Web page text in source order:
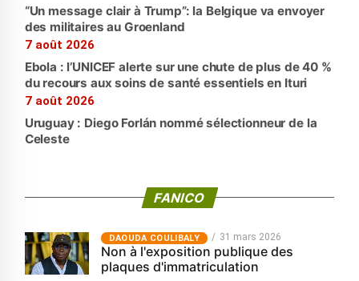
“Un message clair à Trump”: la Belgique va envoyer
des militaires au Groenland
7 août 2026
Ebola : l’UNICEF alerte sur une chute de plus de 40 %
du recours aux soins de santé essentiels en Ituri
7 août 2026
Uruguay : Diego Forlán nommé sélectionneur de la
Celeste
FANICO
‎DAOUDA COULIBALY 31 mars 2026
Non à l'exposition publique des
plaques d'immatriculation